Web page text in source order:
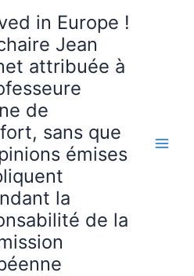
in Europe !
Jean
attribuée à
de
sans que
émises
la
de la